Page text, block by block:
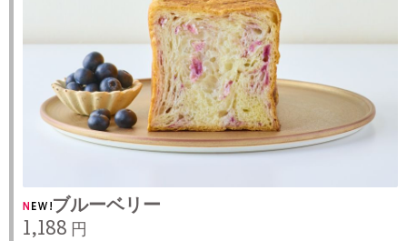
ブルーベリー
1,188 円